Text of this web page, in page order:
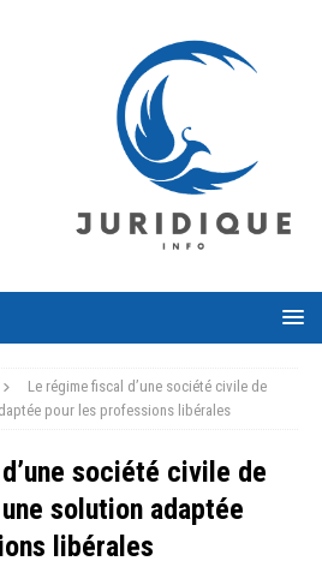
Le régime fiscal d’une société civile de
pour les professions libérales
société civile de
solution adaptée
libérales